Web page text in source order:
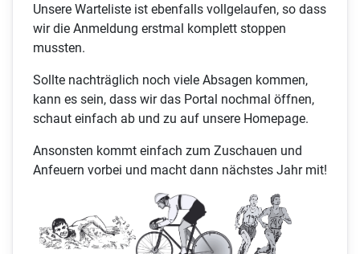
Unsere Warteliste ist ebenfalls vollgelaufen, so dass
wir die Anmeldung erstmal komplett stoppen
mussten.
Sollte nachträglich noch viele Absagen kommen,
kann es sein, dass wir das Portal nochmal öffnen,
schaut einfach ab und zu auf unsere Homepage.
Ansonsten kommt einfach zum Zuschauen und
Anfeuern vorbei und macht dann nächstes Jahr mit!